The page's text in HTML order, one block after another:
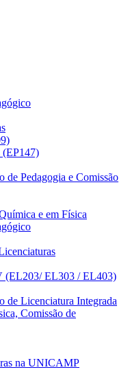
(EP147)
de Pedagogia e Comissão
e em Física
(EL203/ EL303 / EL403)
de Licenciatura Integrada
Comissão de
na UNICAMP